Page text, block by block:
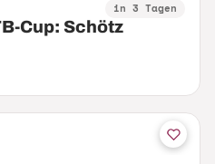
in 3 Tagen
Cup: Schötz